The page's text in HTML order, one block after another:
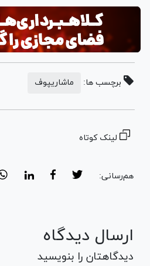
برچسب ها: ماشاریپوف
لینک کوتاه
هم‌رسانی:
ارسال دیدگاه
دیدگاهتان را بنویسید